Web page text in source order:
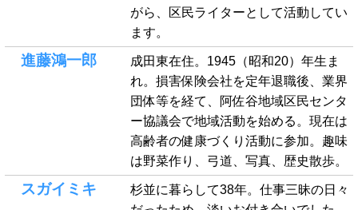
がら、区民ライターとして活動してい
ます。
進藤鴻一郎
成田東在住。1945（昭和20）年生ま
れ。損害保険会社を定年退職後、業界
団体等を経て、阿佐谷地域区民センタ
ー協議会で地域活動を始める。現在は
高齢者の健康づくり活動に参加。趣味
は野菜作り、弓道、写真、歴史散歩。
スガイミキ
杉並に暮らして38年。仕事三昧の日々